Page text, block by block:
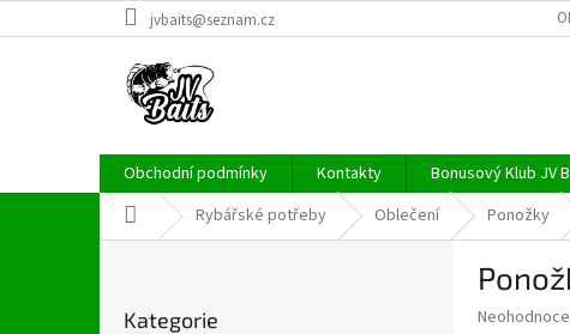
na
jvbaits@seznam.cz
Obchodní podmínky Kontakty Bonusový Klub JV
Domů Rybářské potřeby Oblečení Ponožky
kategorie
Kategorie
Průměrné